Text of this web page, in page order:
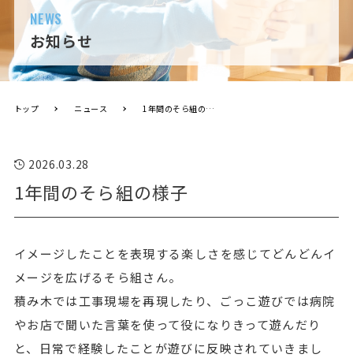
NEWS
お知らせ
トップ ニュース 1年間のそら組の様子
2026.03.28
1年間のそら組の様子
イメージしたことを表現する楽しさを感じてどんどんイ
メージを広げるそら組さん。
積み木では工事現場を再現したり、ごっこ遊びでは病院
やお店で聞いた言葉を使って役になりきって遊んだり
と、日常で経験したことが遊びに反映されていきまし